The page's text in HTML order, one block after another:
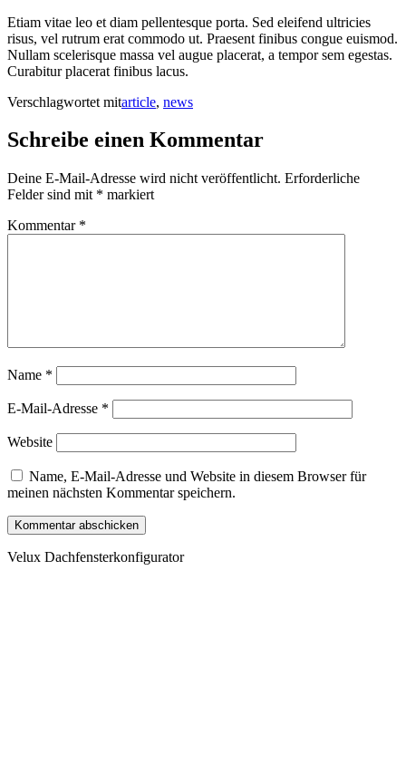
Etiam vitae leo et diam pellentesque porta. Sed eleifend ultricies
risus, vel rutrum erat commodo ut. Praesent finibus congue euismod.
Nullam scelerisque massa vel augue placerat, a tempor sem egestas.
Curabitur placerat finibus lacus.
Verschlagwortet mitarticle, news
Schreibe einen Kommentar
Deine E-Mail-Adresse wird nicht veröffentlicht. Erforderliche
Felder sind mit * markiert
Kommentar *
Name *
E-Mail-Adresse *
Website
Name, E-Mail-Adresse und Website in diesem Browser für
meinen nächsten Kommentar speichern.
Velux Dachfensterkonfigurator